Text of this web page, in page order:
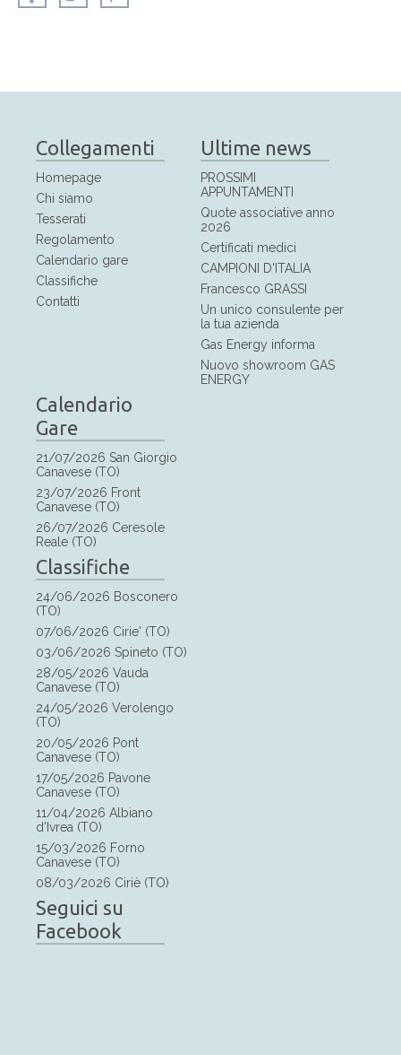
Collegamenti
Homepage
Chi siamo
Tesserati
Regolamento
Calendario gare
Classifiche
Contatti
Ultime news
PROSSIMI
APPUNTAMENTI
Quote associative anno
2026
Certificati medici
CAMPIONI D'ITALIA
Francesco GRASSI
Un unico consulente per
la tua azienda
Gas Energy informa
Nuovo showroom GAS
ENERGY
Calendario
Gare
21/07/2026 San Giorgio
Canavese (TO)
23/07/2026 Front
Canavese (TO)
26/07/2026 Ceresole
Reale (TO)
Classifiche
24/06/2026 Bosconero
(TO)
07/06/2026 Cirie' (TO)
03/06/2026 Spineto (TO)
28/05/2026 Vauda
Canavese (TO)
24/05/2026 Verolengo
(TO)
20/05/2026 Pont
Canavese (TO)
17/05/2026 Pavone
Canavese (TO)
11/04/2026 Albiano
d'Ivrea (TO)
15/03/2026 Forno
Canavese (TO)
08/03/2026 Ciriè (TO)
Seguici su
Facebook